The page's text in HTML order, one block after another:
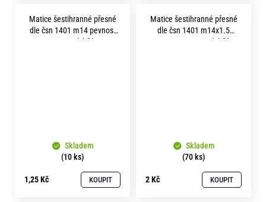
Matice šestihranné přesné
dle čsn 1401 m14 pevnost
5.8 zinek bílý
Skladem
(10 ks)
1,25 Kč KOUPIT
Matice šestihranné přesné
dle čsn 1401 m14x1.5
pevnost 5.8 zinek bílý
Skladem
(70 ks)
2 Kč KOUPIT